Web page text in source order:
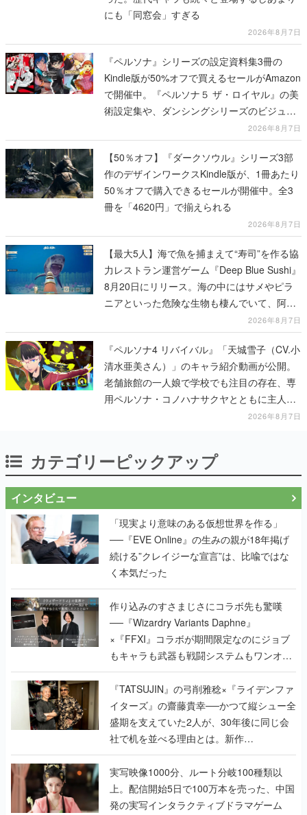
にも「同窓会」すぎる
2026年8月7日
『ペルソナ』シリーズの設定資料集3冊の
Kindle版が50%オフで買えるセールがAmazon
で開催中。『ペルソナ５ ザ・ロイヤル』の美
術設定集や、ダンシングシリーズのビジュア
2026年8月7日
【50％オフ】『ダークソウル』シリーズ3部
作のデザインワークスKindle版が、1冊あたり
50％オフで購入できるセールが開催中。全3
冊を「4620円」で揃えられる
2026年8月7日
【最大5人】海で魚を捕まえて“寿司”を作る協
力レストラン運営ゲーム『Deep Blue Sushi』
8月20日にリリース。海の中にはサメやピラ
ニアといった危険な生物も棲んでいて、阿鼻
2026年8月7日
『ペルソナ4 リバイバル』「天城雪子（CV.小
清水亜美さん）」のキャラ紹介動画が公開。
老舗旅館の一人娘で学校でも注目の存在、専
用ペルソナ・コノハナサクヤとともに主人公
2026年8月7日
カテゴリーピックアップ
インタビュー
「現実より意味のある仮想世界を作る」
──『EVE Online』の生みの親が18年掲げ
続ける”クレイジーな宣言”は、比喩ではな
く本気だった
作り込みのすさまじさにコラボ先も驚嘆
──『Wizardry Variants Daphne』
×『FFXI』コラボが期間限定なのにジョブ
もキャラも武器も戦闘システムもワンオフ
で作り込まれた理由を両ディレクターに聞
く
『TATSUJIN』の弓削雅稔×『ライデンファ
イターズ』の齋藤貴幸──かつて縦シュー全
盛期を支えていた2人が、30年後に同じ会
社で机を並べる理由とは。新作
『TATSUJIN EXTREME』で初タッグを組
んだレジェンド2人に訊く開発秘話
実写映像1000分、ルート分岐100種類以
上。配信開始5日で100万本を売った、中国
発の実写インタラクティブドラマゲーム